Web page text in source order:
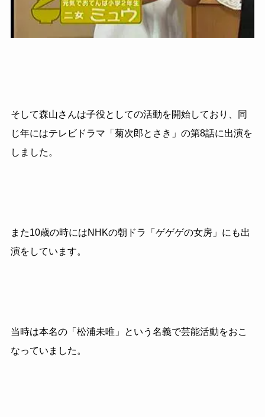
そして森山さんは子役としての活動を開始しており、同
じ年にはテレビドラマ「菊次郎とさき」の第8話に出演を
しました。
また10歳の時にはNHKの朝ドラ「ゲゲゲの女房」にも出
演をしています。
当時は本名の「松浦未唯」という名義で芸能活動をおこ
なっていました。